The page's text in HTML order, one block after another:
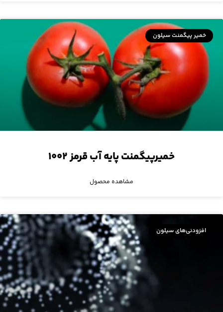
خمیر پیگمنت سیلون
خمیرپیگمنت پایه آب قرمز ۱۰۰۲
مشاهده محصول
افزودنی‌های سیلون